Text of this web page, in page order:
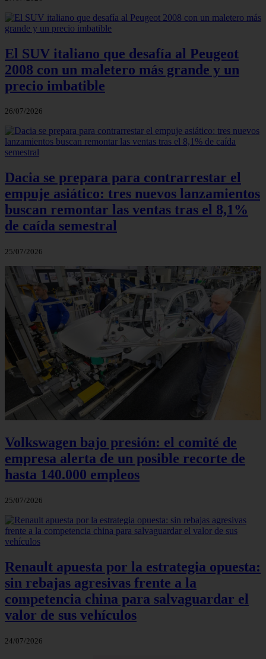
El SUV italiano que desafía al Peugeot
2008 con un maletero más grande y un
precio imbatible
26/07/2026
Dacia se prepara para contrarrestar el
empuje asiático: tres nuevos lanzamientos
buscan remontar las ventas tras el 8,1%
de caída semestral
25/07/2026
Volkswagen bajo presión: el comité de
empresa alerta de un posible recorte de
hasta 140.000 empleos
25/07/2026
Renault apuesta por la estrategia opuesta:
sin rebajas agresivas frente a la
competencia china para salvaguardar el
valor de sus vehículos
24/07/2026